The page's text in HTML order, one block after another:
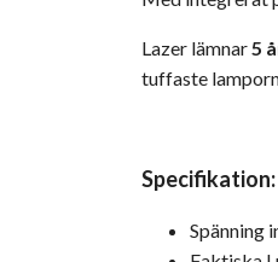
Lazer lämnar5
tuffaste
Specifikation:
Spänning